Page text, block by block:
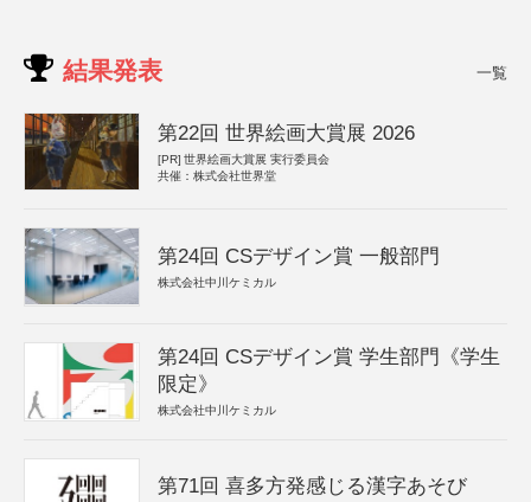
結果発表 一覧
第22回 世界絵画大賞展 2026
[PR] 世界絵画大賞展 実行委員会
共催：株式会社世界堂
第24回 CSデザイン賞 一般部門
株式会社中川ケミカル
第24回 CSデザイン賞 学生部門《学生
限定》
株式会社中川ケミカル
第71回 喜多方発感じる漢字あそび